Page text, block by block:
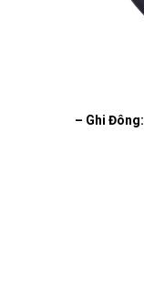
– Ghi Đông: